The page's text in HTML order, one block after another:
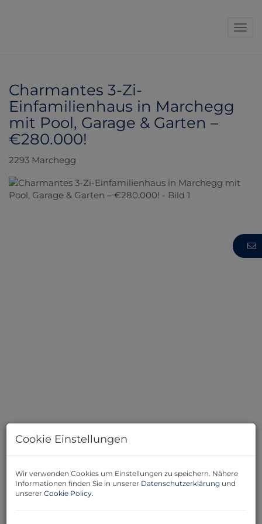
Charmantes 3-Zi-
Einfamilienhaus in Marchegg
mit Pool, Garage & Garten –
€280.000!
2293 Marchegg
Willkommen in Ihrem neuen Zuhause in 2293
Cookie Einstellungen
Wir verwenden Cookies um Einstellungen zu speichern. Nähere
Informationen finden Sie in unserer Datenschutzerklärung und
unserer Cookie Policy.